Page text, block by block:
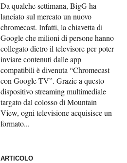
Da qualche settimana, BigG ha
lanciato sul mercato un nuovo
chromecast. Infatti, la chiavetta di
Google che milioni di persone hanno
collegato dietro il televisore per poter
inviare contenuti dalle app
compatibili è divenuta “Chromecast
con Google TV”. Grazie a questo
dispositivo streaming multimediale
targato dal colosso di Mountain
View, ogni televisione acquisisce un
formato...
ARTICOLO